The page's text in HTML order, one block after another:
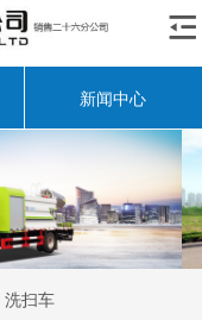

新闻中心
洗扫车